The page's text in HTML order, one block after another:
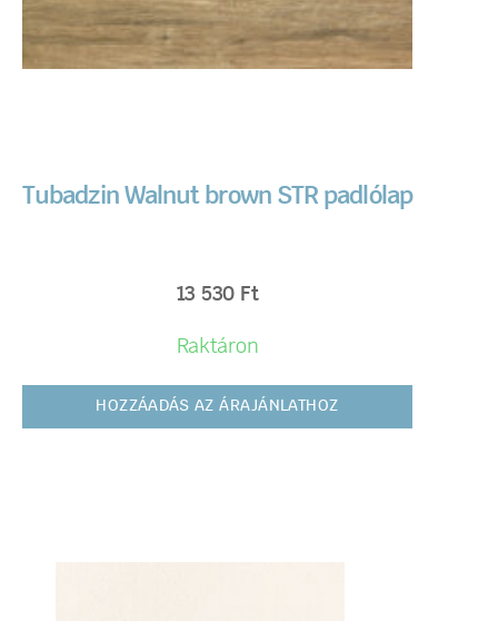
Tubadzin Walnut brown STR padlólap
13 530 Ft
Raktáron
HOZZÁADÁS AZ ÁRAJÁNLATHOZ